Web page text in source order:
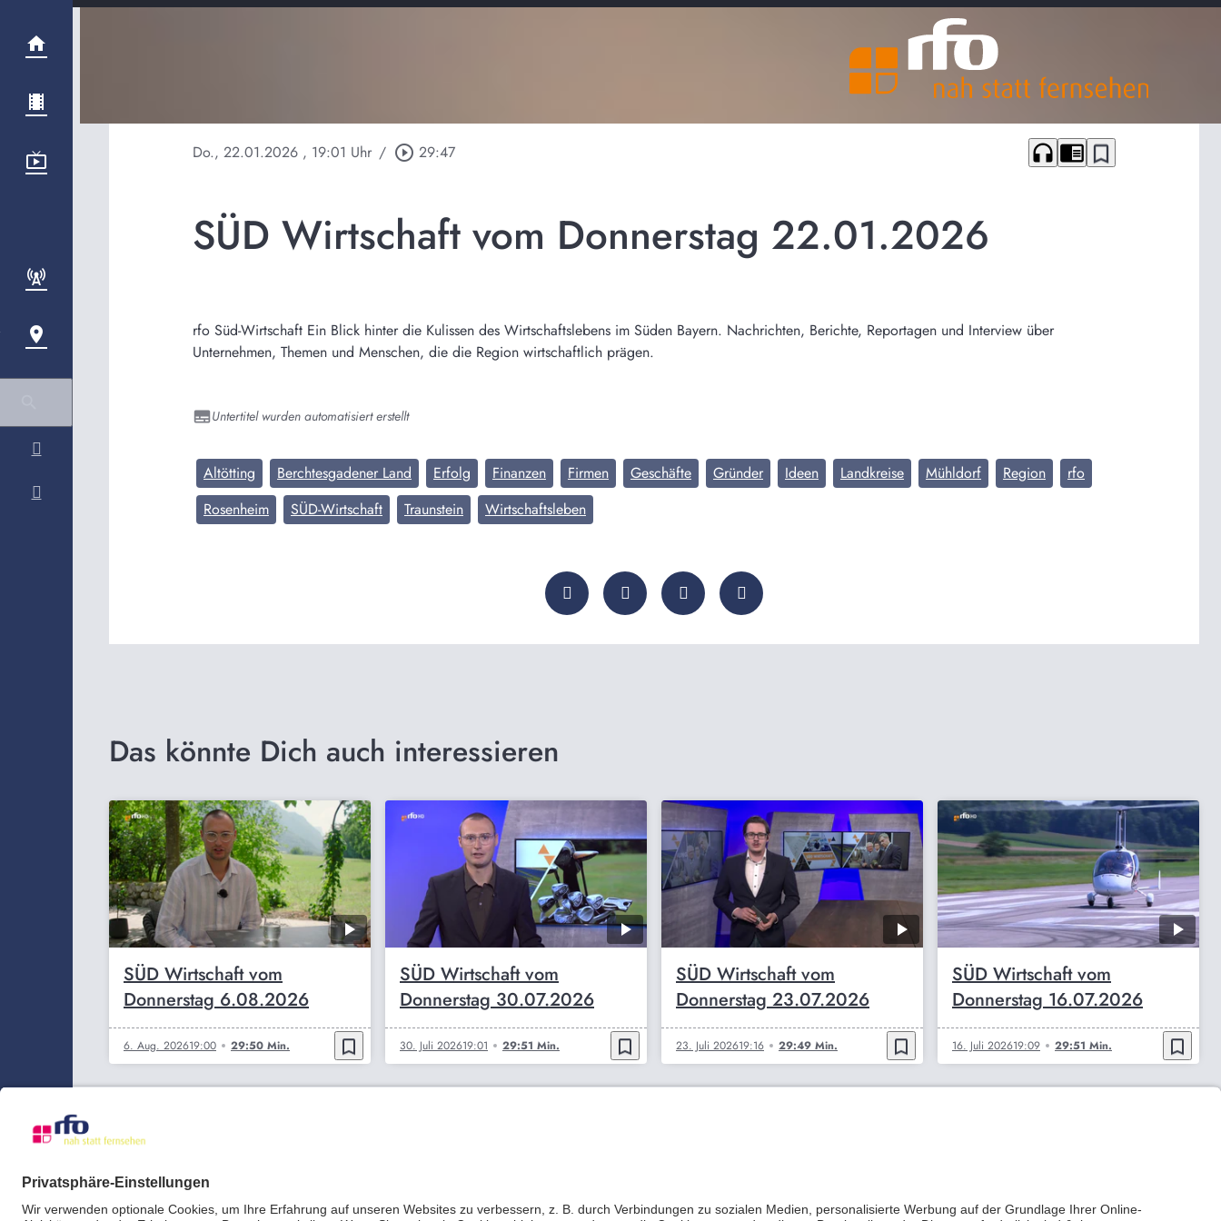
Do., 22.01.2026 , 19:01 Uhr / play_circle_outline 29:47 headphones chrome_reader_mode bookmark_border
SÜD Wirtschaft vom Donnerstag 22.01.2026
rfo Süd-Wirtschaft Ein Blick hinter die Kulissen des Wirtschaftslebens im Süden Bayern. Nachrichten, Berichte, Reportagen und Interview über
Unternehmen, Themen und Menschen, die die Region wirtschaftlich prägen.
Untertitel wurden automatisiert erstellt
Altötting Berchtesgadener Land Erfolg Finanzen Firmen Geschäfte Gründer Ideen Landkreise Mühldorf Region
rfo
Rosenheim
SÜD-Wirtschaft Traunstein Wirtschaftsleben
Das könnte Dich auch interessieren
SÜD Wirtschaft vom
Donnerstag 6.08.2026
6. Aug. 202619:00 29:50 Min. bookmark_border
SÜD Wirtschaft vom
Donnerstag 30.07.2026
30. Juli 202619:01 29:51 Min. bookmark_border
SÜD Wirtschaft vom
Donnerstag 23.07.2026
23. Juli 202619:16 29:49 Min. bookmark_border
SÜD Wirtschaft vom
Donnerstag 16.07.2026
16. Juli 202619:09 29:51 Min. bookmark_border